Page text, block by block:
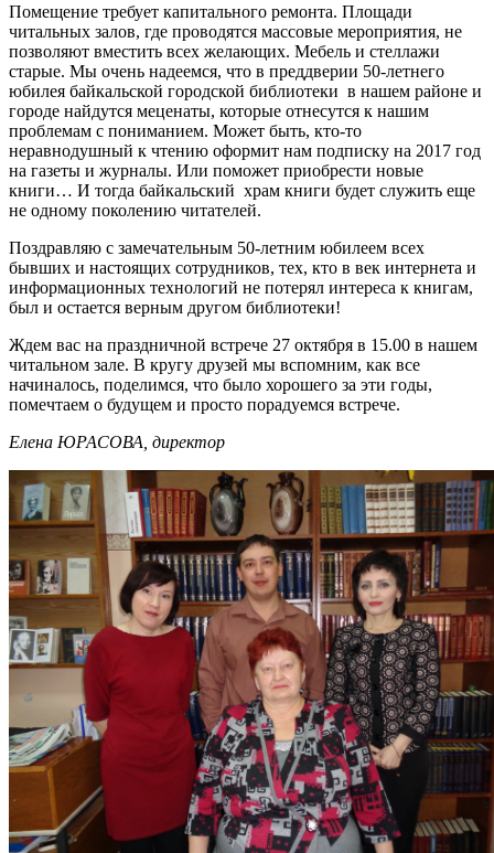
Помещение требует капитального ремонта. Площади
читальных залов, где проводятся массовые мероприятия, не
позволяют вместить всех желающих. Мебель и стеллажи
старые. Мы очень надеемся, что в преддверии 50-летнего
юбилея байкальской городской библиотеки в нашем районе и
городе найдутся меценаты, которые отнесутся к нашим
проблемам с пониманием. Может быть, кто-то
неравнодушный к чтению оформит нам подписку на 2017 год
на газеты и журналы. Или поможет приобрести новые
книги… И тогда байкальский храм книги будет служить еще
не одному поколению читателей.
Поздравляю с замечательным 50-летним юбилеем всех
бывших и настоящих сотрудников, тех, кто в век интернета и
информационных технологий не потерял интереса к книгам,
был и остается верным другом библиотеки!
Ждем вас на праздничной встрече 27 октября в 15.00 в нашем
читальном зале. В кругу друзей мы вспомним, как все
начиналось, поделимся, что было хорошего за эти годы,
помечтаем о будущем и просто порадуемся встрече.
Елена ЮРАСОВА, директор